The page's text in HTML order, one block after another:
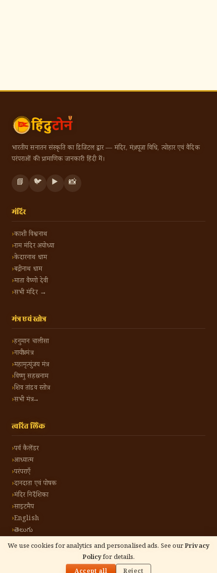
We use cookies for analytics and personalised ads. See ourPrivacy
Policyfor details.
भारतीय सनातन संस्कृति का डिजिटल द्वार — मंदिर, मंत्र, पूजा विधि, त्योहार एवं वैदिक
परंपराओं की प्रामाणिक जानकारी हिंदी में।
📘 🐦 ▶️ 📸
मंदिर
काशी विश्वनाथ
राम मंदिर अयोध्या
केदारनाथ धाम
बद्रीनाथ धाम
माता वैष्णो देवी
सभी मंदिर →
मंत्र एवं स्तोत्र
हनुमान चालीसा
गायत्री मंत्र
महामृत्युंजय मंत्र
विष्णु सहस्रनाम
शिव तांडव स्तोत्र
सभी मंत्र →
त्वरित लिंक
पर्व कैलेंडर
आध्यात्म
परंपराएँ
दानदाता एवं पोषक
मंदिर निर्देशिका
साइटमैप
English
తెలుగు
हिंदू टोन हिंदी। सर्वाधिकार सुरक्षित। गोपनीयता नीति